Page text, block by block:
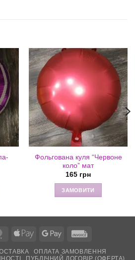
Фольгована куля “Червоне
коло” мат
165 грн
ЗАМОВИТИ
MasterCardApple
Google
ОПЛАТА ЗАМОВЛЕННЯ
ПУБЛІЧНИЙ ДОГОВІР (ОФЕРТА)